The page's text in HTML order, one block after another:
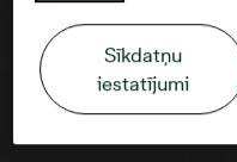
Google
Sīkdatņu
iestatījumi